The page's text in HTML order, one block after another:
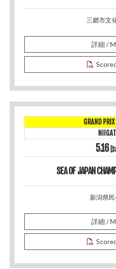
三郷市文
詳細 /
GRAND
5.16
SEA OF JAPAN
新潟県
詳細 /